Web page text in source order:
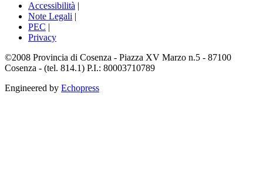
Accessibilità |
Note Legali |
PEC |
Privacy
©2008 Provincia di Cosenza - Piazza XV Marzo n.5 - 87100
Cosenza - (tel. 814.1) P.I.: 80003710789
Engineered by Echopress